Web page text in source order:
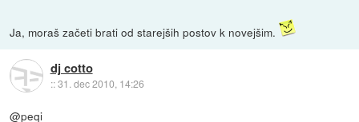
Ja, moraš začeti brati od starejših postov k novejšim.
dj cotto
::31. dec 2010, 14:26
@peqi